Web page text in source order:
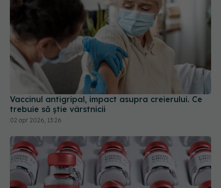
Vaccinul antigripal, impact asupra creierului. Ce
trebuie să știe vârstnicii
02 apr 2026, 13:26